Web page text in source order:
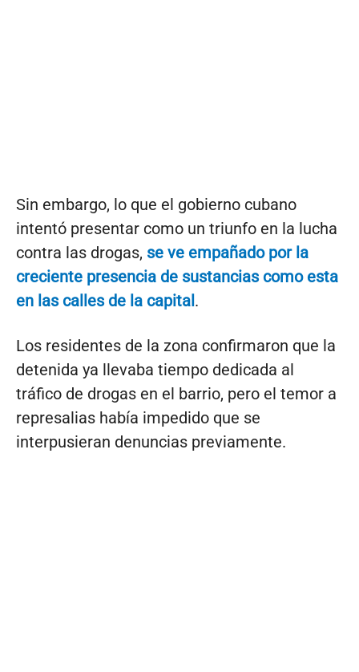
Sin embargo, lo que el gobierno cubano
intentó presentar como un triunfo en la lucha
contra las drogas, se ve empañado por la
creciente presencia de sustancias como esta
en las calles de la capital.
Los residentes de la zona confirmaron que la
detenida ya llevaba tiempo dedicada al
tráfico de drogas en el barrio, pero el temor a
represalias había impedido que se
interpusieran denuncias previamente.